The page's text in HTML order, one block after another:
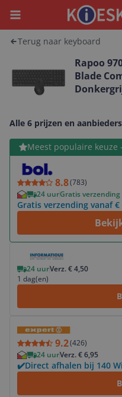
Menu
Terug naar keyboard
Rapoo
Blade
Alle 6 prijzen en aanbieders
Meest populaire keuze
8.8(783)
24 uurGratis verzending
Gratis verzending vanaf
Bekijk product
24 uurVerz. € 4,50
1 dag(en)
9.2(426)
24 uurVerz. € 6,95
✔️Direct afhalen bij 140